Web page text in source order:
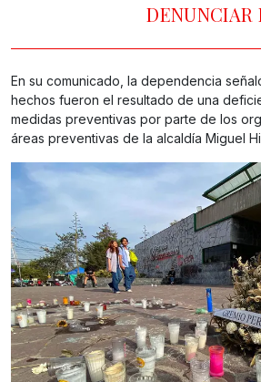
DENUNCIAR
En su comunicado, la dependencia
hechos fueron el resultado de una
medidas preventivas por parte de los
áreas preventivas de la alcaldía Miguel